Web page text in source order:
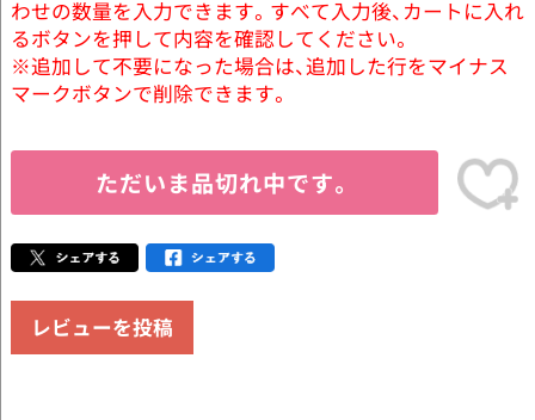
わせの数量を入力できます。すべて入力後、カートに入れ
るボタンを押して内容を確認してください。
※追加して不要になった場合は、追加した行をマイナス
マークボタンで削除できます。
ただいま品切れ中です。
レビューを投稿